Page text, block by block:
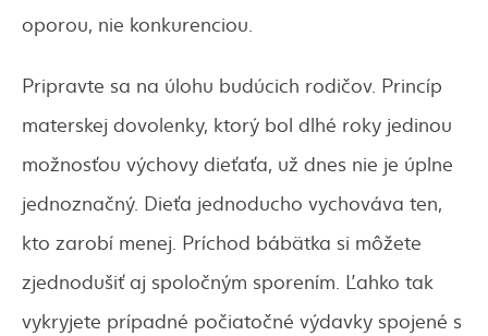
oporou, nie konkurenciou.
Pripravte sa na úlohu budúcich rodičov. Princíp
materskej dovolenky, ktorý bol dlhé roky jedinou
možnosťou výchovy dieťaťa, už dnes nie je úplne
jednoznačný. Dieťa jednoducho vychováva ten,
kto zarobí menej. Príchod bábätka si môžete
zjednodušiť aj spoločným sporením. Ľahko tak
vykryjete prípadné počiatočné výdavky spojené s